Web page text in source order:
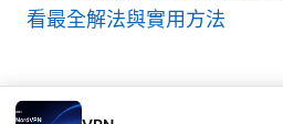
看最全解法與實用方法